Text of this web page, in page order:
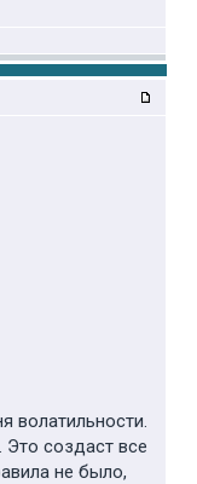
волатильности.
Это создаст все
не было,